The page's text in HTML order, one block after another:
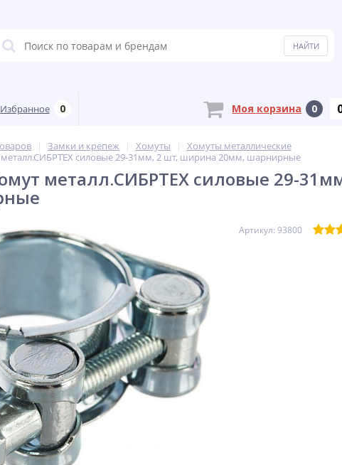
Избранное 0 Моя корзина 0
Замки и крепеж Хомуты
Хомуты металлические
металл.СИБРТЕХ силовые 29-31мм, 2 шт, ширина 20мм, шарнирные
металл.СИБРТЕХ силовые 29-
Артикул: 93800